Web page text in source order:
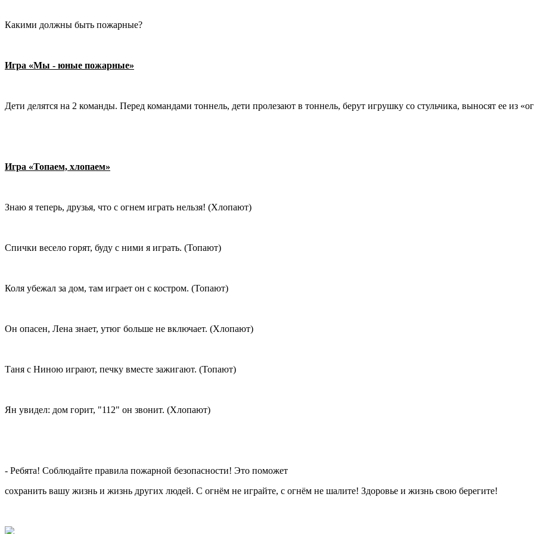
Какими должны быть пожарные?
Игра «Мы - юные пожарные»
Дети делятся на 2 команды. Перед командами тоннель, дети пролезают в тоннель, берут игрушку со стульчика, выносят ее из
Игра «Топаем, хлопаем»
Знаю я теперь, друзья, что с огнем играть нельзя! (Хлопают)
Спички весело горят, буду с ними я играть. (Топают)
Коля убежал за дом, там играет он с костром. (Топают)
Он опасен, Лена знает, утюг больше не включает. (Хлопают)
Таня с Ниною играют, печку вместе зажигают. (Топают)
Ян увидел: дом горит, "112" он звонит. (Хлопают)
- Ребята! Соблюдайте правила пожарной безопасности! Это поможет
сохранить вашу жизнь и жизнь других людей. С огнём не играйте, с огнём не шалите! Здоровье и жизнь свою берегите!